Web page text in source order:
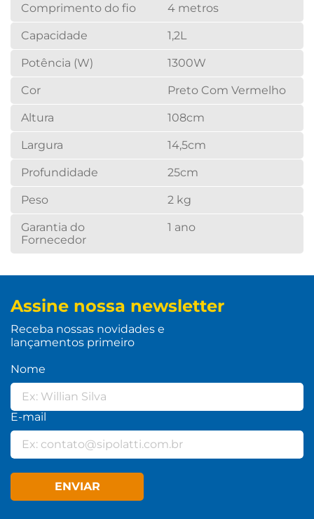
Comprimento do fio 4 metros
Capacidade 1,2L
Potência (W) 1300W
Cor Preto Com Vermelho
Altura 108cm
Largura 14,5cm
Profundidade 25cm
Peso 2 kg
Garantia do
Fornecedor
1 ano
Assine nossa newsletter
Receba nossas novidades e
lançamentos primeiro
Nome
E-mail
ENVIAR